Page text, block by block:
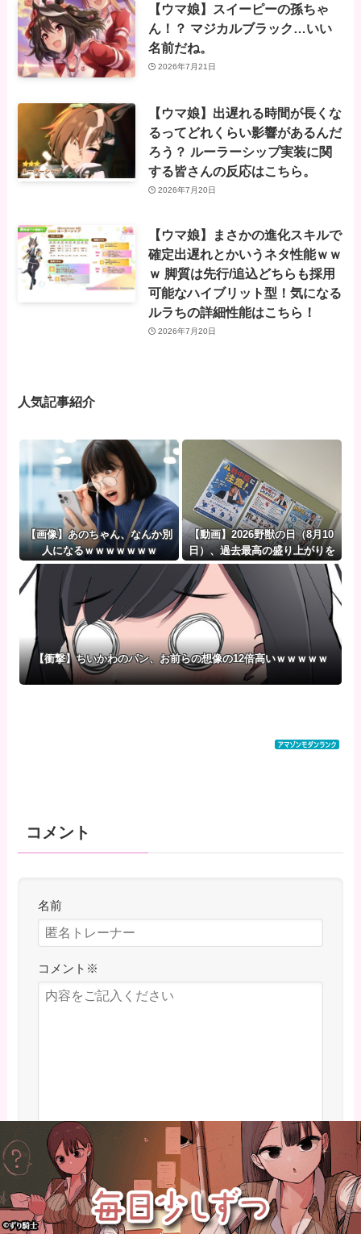
【ウマ娘】スイーピーの孫ちゃ
ん！？ マジカルブラック…いい
名前だね。
2026年7月21日
【ウマ娘】出遅れる時間が長くな
るってどれくらい影響があるんだ
ろう？ ルーラーシップ実装に関
する皆さんの反応はこちら。
2026年7月20日
【ウマ娘】まさかの進化スキルで
確定出遅れとかいうネタ性能ｗｗ
ｗ 脚質は先行/追込どちらも採用
可能なハイブリット型！気になる
ルラちの詳細性能はこちら！
2026年7月20日
人気記事紹介
【画像】あのちゃん、なんか別
人になるｗｗｗｗｗｗｗ
【動画】2026野獣の日（8月10
日）、過去最高の盛り上がりを
見せる
【衝撃】ちいかわのパン、お前らの想像の12倍高いｗｗｗｗｗ
コメント
名前
コメント ※